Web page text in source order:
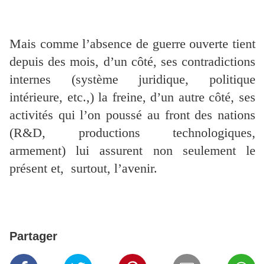
Mais comme l’absence de guerre ouverte tient
depuis des mois, d’un côté, ses contradictions
internes (système juridique, politique
intérieure, etc.,) la freine, d’un autre côté, ses
activités qui l’on poussé au front des nations
(R&D, productions technologiques,
armement) lui assurent non seulement le
présent et, surtout, l’avenir.
Partager